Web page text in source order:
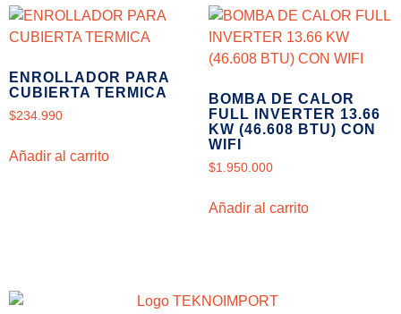
ENROLLADOR PARA
CUBIERTA TERMICA
$234.990
Añadir al carrito
BOMBA DE CALOR
FULL INVERTER 13.66
KW (46.608 BTU) CON
WIFI
$1.950.000
Añadir al carrito